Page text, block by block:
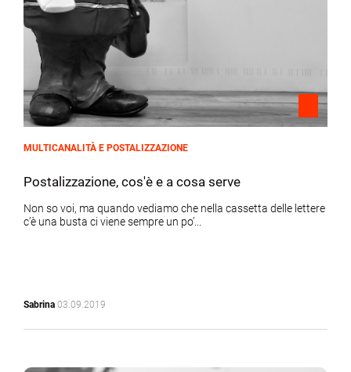
MULTICANALITÀ E POSTALIZZAZIONE
Postalizzazione, cos'è e a cosa serve
Non so voi, ma quando vediamo che nella cassetta delle lettere
c’è una busta ci viene sempre un po’...
Sabrina 03.09.2019